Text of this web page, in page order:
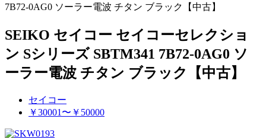
7B72-0AG0 ソーラー電波 チタン ブラック【中古】
SEIKO セイコー セイコーセレクショ
ン Sシリーズ SBTM341 7B72-0AG0 ソ
ーラー電波 チタン ブラック【中古】
セイコー
￥30001〜￥50000